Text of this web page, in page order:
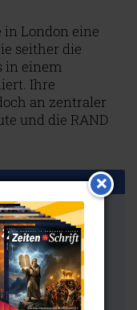
London eine
seither die
in einem
Ihre
an zentraler
und die RAND